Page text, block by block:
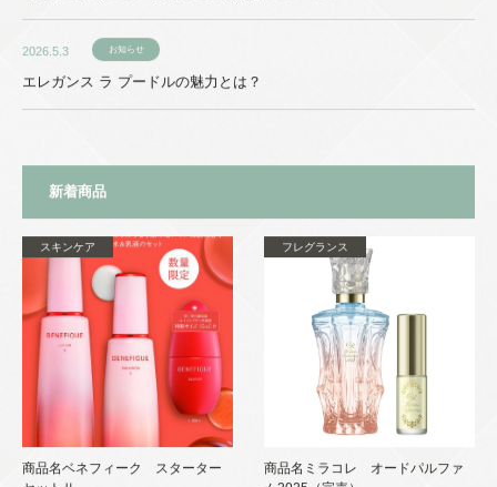
2026.5.3 お知らせ
エレガンス ラ プードルの魅力とは？
新着商品
スキンケア
商品名ベネフィーク スターター
フレグランス
商品名ミラコレ オードパルファ